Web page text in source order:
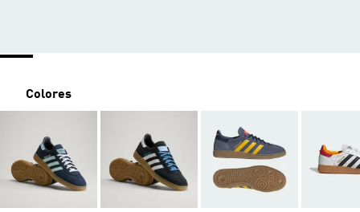
Colores